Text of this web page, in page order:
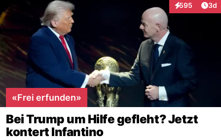
595
Interaktionen
3d
«Frei erfunden»
Bei Trump um Hilfe gefleht? Jetzt
kontert Infantino